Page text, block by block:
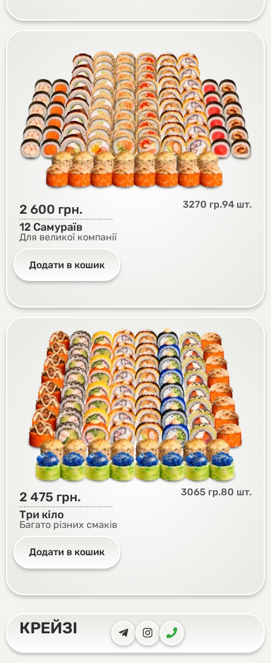
2 600 грн. 3270 гр.94 шт.
12 Самураїв
Для великої компанії
Додати в кошик
2 475 грн. 3065 гр.80 шт.
Три кіло
Багато різних смаків
Додати в кошик
КРЕЙЗІ